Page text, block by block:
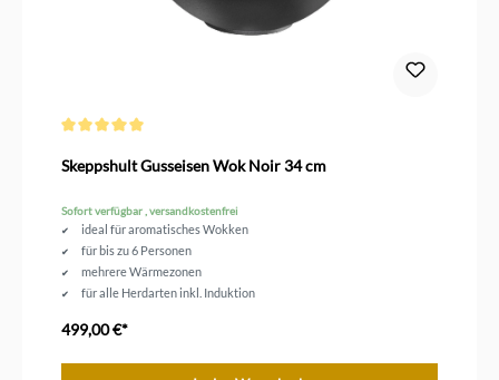
Skeppshult Gusseisen Wok Noir 34 cm
Sofort verfügbar , versandkostenfrei
ideal für aromatisches Wokken
für bis zu 6 Personen
mehrere Wärmezonen
für alle Herdarten inkl. Induktion
499,00 €*